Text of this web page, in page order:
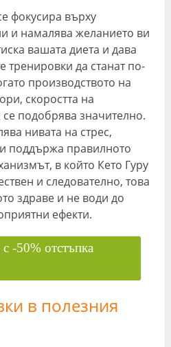
фокусира върху
и намалява желанието ви
вашата диета и дава
да станат по-
производството на
скоростта на
подобрява значително.
нивата на стрес,
поддържа правилното
в който Кето Гуру
и следователно, това
здраве и не води до
ефекти.
-50% отстъпка
в полезния